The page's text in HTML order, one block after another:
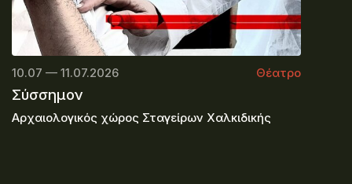
10.07 — 11.07.2026 Θέατρο
Σύσσημον
Αρχαιολογικός χώρος Σταγείρων Χαλκιδικής